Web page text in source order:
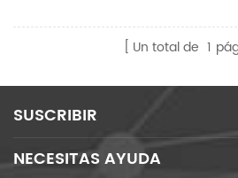
Un total de 1
SUSCRIBIR
NECESITAS AYUDA